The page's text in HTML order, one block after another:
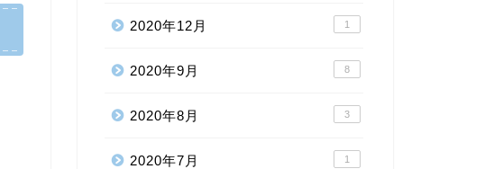
2020年12月 1
2020年9月 8
2020年8月 3
2020年7月 1